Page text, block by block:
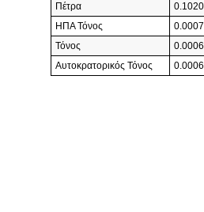
Πέτρα
ΗΠΑ Τόνος
Τόνος
Αυτοκρατορικός Τόνος